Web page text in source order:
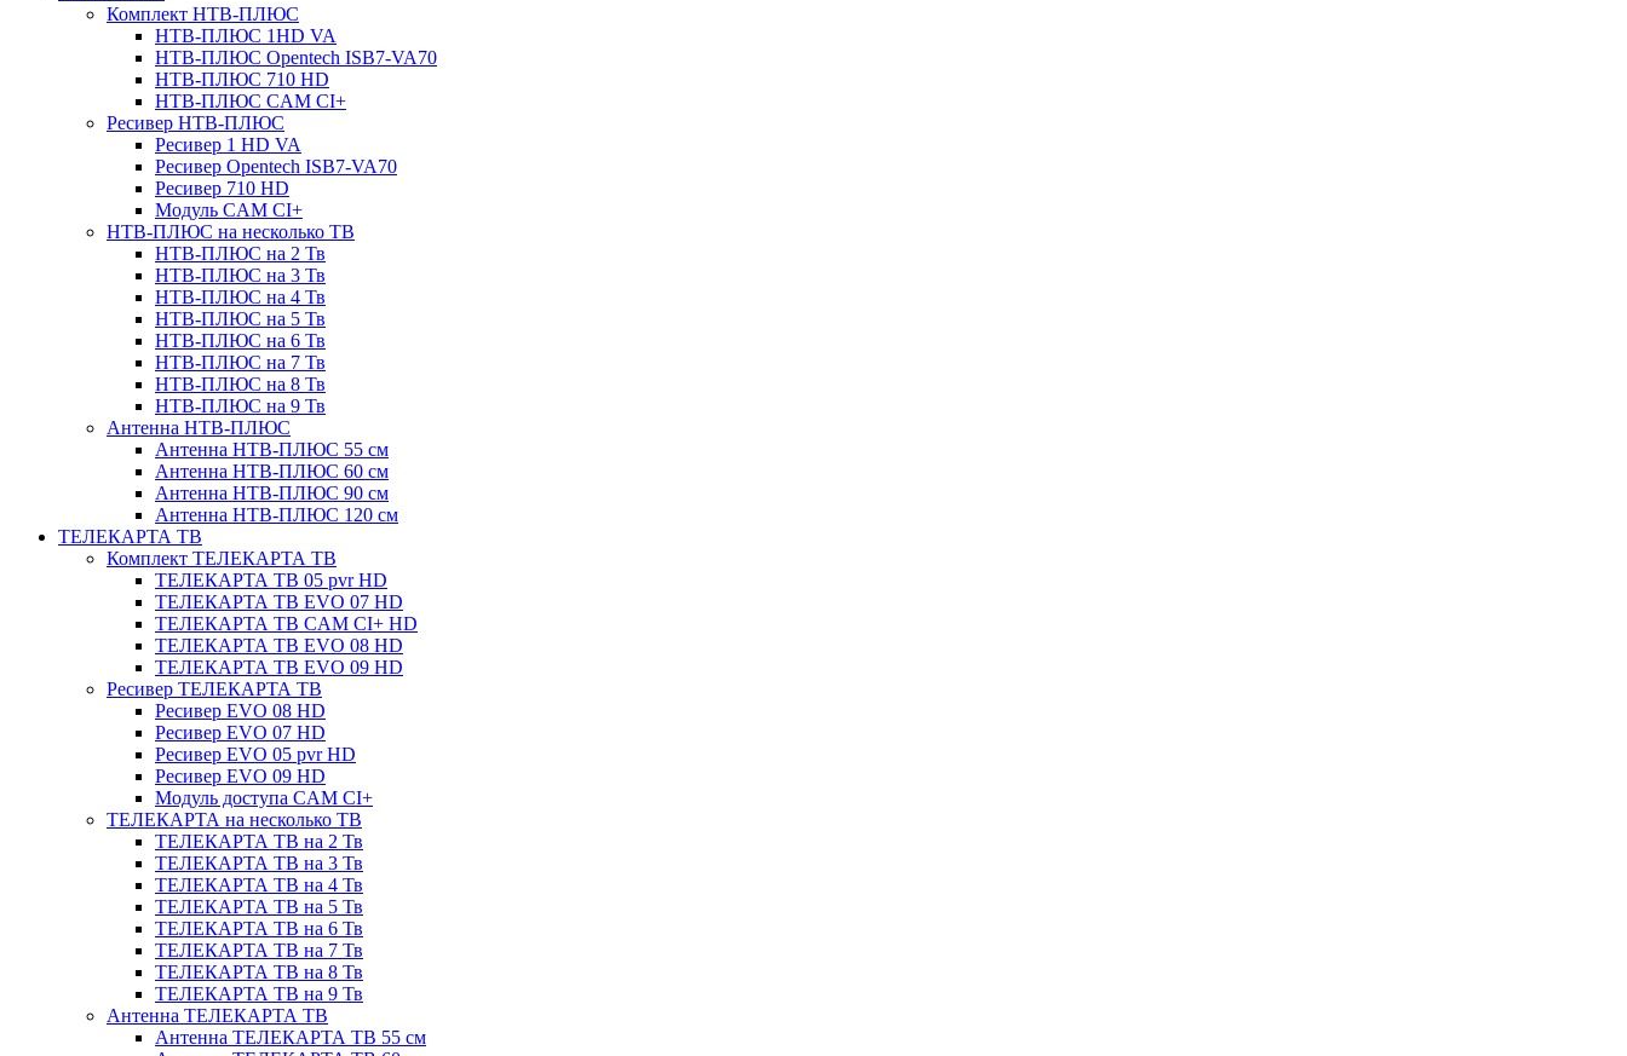
Комплект НТВ-ПЛЮС
НТВ-ПЛЮС 1HD VA
НТВ-ПЛЮС Opentech ISB7-VA70
НТВ-ПЛЮС 710 HD
НТВ-ПЛЮС CAM CI+
Ресивер НТВ-ПЛЮС
Ресивер 1 HD VA
Ресивер Opentech ISB7-VA70
Ресивер 710 HD
Модуль CAM CI+
НТВ-ПЛЮС на несколько ТВ
НТВ-ПЛЮС на 2 Тв
НТВ-ПЛЮС на 3 Тв
НТВ-ПЛЮС на 4 Тв
НТВ-ПЛЮС на 5 Тв
НТВ-ПЛЮС на 6 Тв
НТВ-ПЛЮС на 7 Тв
НТВ-ПЛЮС на 8 Тв
НТВ-ПЛЮС на 9 Тв
Антенна НТВ-ПЛЮС
Антенна НТВ-ПЛЮС 55 см
Антенна НТВ-ПЛЮС 60 см
Антенна НТВ-ПЛЮС 90 см
Антенна НТВ-ПЛЮС 120 см
ТЕЛЕКАРТА ТВ
Комплект ТЕЛЕКАРТА ТВ
ТЕЛЕКАРТА ТВ 05 pvr HD
ТЕЛЕКАРТА ТВ EVO 07 HD
ТЕЛЕКАРТА ТВ CAM CI+ HD
ТЕЛЕКАРТА ТВ EVO 08 HD
ТЕЛЕКАРТА ТВ EVO 09 HD
Ресивер ТЕЛЕКАРТА ТВ
Ресивер EVO 08 HD
Ресивер EVO 07 HD
Ресивер EVO 05 pvr HD
Ресивер EVO 09 HD
Модуль доступа CAM CI+
ТЕЛЕКАРТА на несколько ТВ
ТЕЛЕКАРТА ТВ на 2 Тв
ТЕЛЕКАРТА ТВ на 3 Тв
ТЕЛЕКАРТА ТВ на 4 Тв
ТЕЛЕКАРТА ТВ на 5 Тв
ТЕЛЕКАРТА ТВ на 6 Тв
ТЕЛЕКАРТА ТВ на 7 Тв
ТЕЛЕКАРТА ТВ на 8 Тв
ТЕЛЕКАРТА ТВ на 9 Тв
Антенна ТЕЛЕКАРТА ТВ
Антенна ТЕЛЕКАРТА ТВ 55 см